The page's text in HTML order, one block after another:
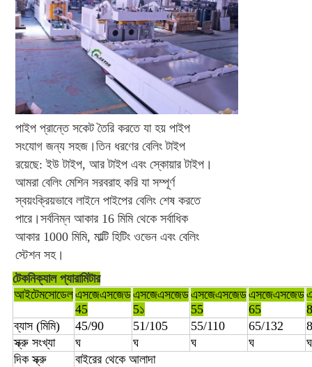
পাইপ প্রান্তে সকেট তৈরি করতে যা হয় পাইপ
সংযোগ জন্য সহজ।তিন ধরণের বেলিং টাইপ
রয়েছে: ইউ টাইপ, আর টাইপ এবং স্কোয়ার টাইপ।
আমরা বেলিং মেশিন সরবরাহ করি যা সম্পূর্ণ
স্বয়ংক্রিয়ভাবে লাইনে পাইপের বেলিং শেষ করতে
পারে।সর্বনিম্ন আকার 16 মিমি থেকে সর্বাধিক
আকার 1000 মিমি, মাল্টি হিটিং ওভেন এবং বেলিং
স্টেশন সহ।
টেকনিক্যাল প্যারামিটার
আইটেমসোডেলএসজেএসজেড
45
এসজেএসজেড
5১
এসজেএসজেড
55
এসজেএসজেড
65
ব্যাস (মিমি)
45/90 51/105 55/110 65/132
স্ক্রু সংখ্যা
ঘ ঘ ঘ ঘ
ঘ
দিক স্ক্রু
বাইরের থেকে আলাদা